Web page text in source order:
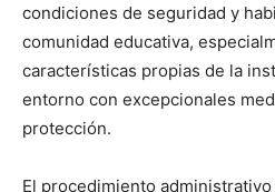
condiciones de seguridad y
comunidad educativa,
características propias de la
entorno con excepcionales
protección.
El procedimiento